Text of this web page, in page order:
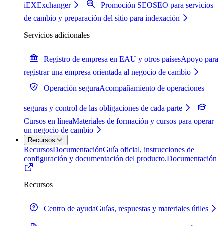
iEXExchanger Promoción SEOSEO para servicios
de cambio y preparación del sitio para indexación
Servicios adicionales
Registro de empresa en EAU y otros paísesApoyo para
registrar una empresa orientada al negocio de cambio
Operación seguraAcompañamiento de operaciones
seguras y control de las obligaciones de cada parte
Cursos en líneaMateriales de formación y cursos para operar
un negocio de cambio
Recursos
RecursosDocumentaciónGuía oficial, instrucciones de
configuración y documentación del producto.Documentación
Recursos
Centro de ayudaGuías, respuestas y materiales útiles